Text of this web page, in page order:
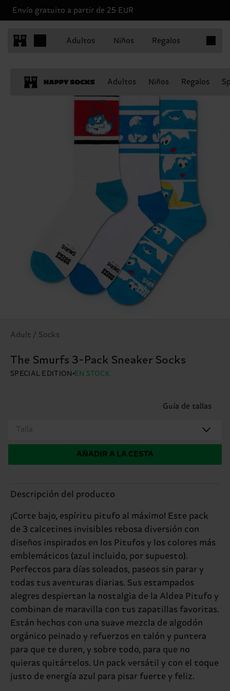
Envío gratuito a partir de 25 EUR
Adultos Niños Regalos
Adultos Niños Regalos
Adult / Socks
The Smurfs 3-Pack Sneaker Socks
SPECIAL EDITION EN STOCK
Guía de tallas
Talla
AÑADIR A LA CESTA
Descripción del producto
¡Corte bajo, espíritu pitufo al máximo! Este pack
de 3 calcetines invisibles rebosa diversión con
diseños inspirados en los Pitufos y los colores más
emblemáticos (azul incluido, por supuesto).
Perfectos para días soleados, paseos sin parar y
todas tus aventuras diarias. Sus estampados
alegres despiertan la nostalgia de la Aldea Pitufo y
combinan de maravilla con tus zapatillas favoritas.
Están hechos con una suave mezcla de algodón
orgánico peinado y refuerzos en talón y puntera
para que te duren, y sobre todo, para que no
quieras quitártelos. Un pack versátil y con el toque
justo de energía azul para pisar fuerte y feliz.